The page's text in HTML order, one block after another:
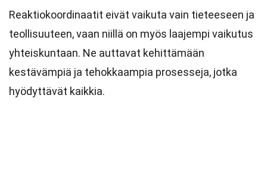
Reaktiokoordinaatit eivät vaikuta vain tieteeseen ja
teollisuuteen, vaan niillä on myös laajempi vaikutus
yhteiskuntaan. Ne auttavat kehittämään
kestävämpiä ja tehokkaampia prosesseja, jotka
hyödyttävät kaikkia.